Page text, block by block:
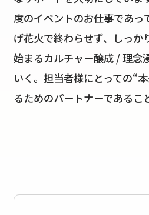
度のイベントのお仕事であっ
げ花火で終わらせず、しっか
始まるカルチャー醸成 / 理念
いく。担当者様にとっての“
るためのパートナーであるこ